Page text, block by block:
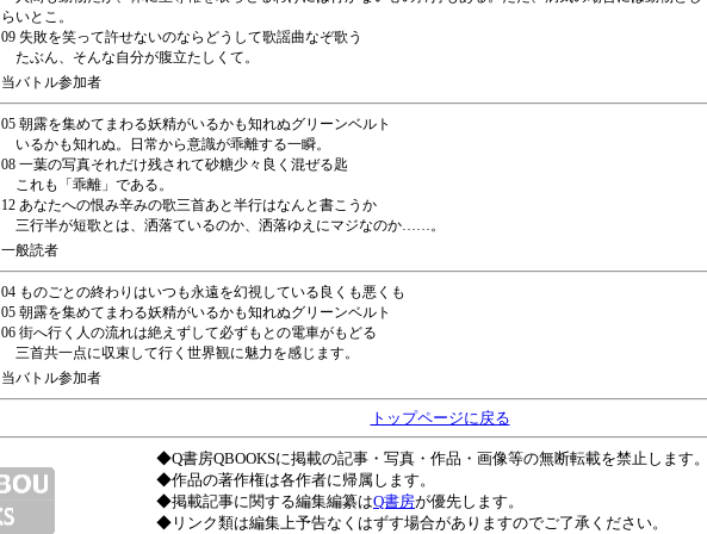
らいとこ。
09 失敗を笑って許せないのならどうして歌謡曲なぞ歌う
たぶん、そんな自分が腹立たしくて。
当バトル参加者
05 朝露を集めてまわる妖精がいるかも知れぬグリーンベルト
いるかも知れぬ。日常から意識が乖離する一瞬。
08 一葉の写真それだけ残されて砂糖少々良く混ぜる匙
これも「乖離」である。
12 あなたへの恨み辛みの歌三首あと半行はなんと書こうか
三行半が短歌とは、洒落ているのか、洒落ゆえにマジなのか……。
一般読者
04 ものごとの終わりはいつも永遠を幻視している良くも悪くも
05 朝露を集めてまわる妖精がいるかも知れぬグリーンベルト
06 街へ行く人の流れは絶えずして必ずもとの電車がもどる
三首共一点に収束して行く世界観に魅力を感じます。
当バトル参加者
トップページに戻る
◆Q書房QBOOKSに掲載の記事・写真・作品・画像等の無断転載を禁止します
◆作品の著作権は各作者に帰属します。
◆掲載記事に関する編集編纂はQ書房が優先します。
◆リンク類は編集上予告なくはずす場合がありますのでご了承ください。